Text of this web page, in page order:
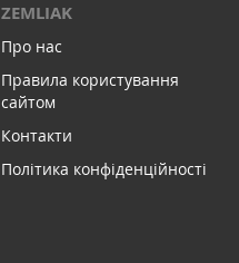
ZEMLIAK
Про нас
Правила користування
сайтом
Контакти
Політика конфіденційності